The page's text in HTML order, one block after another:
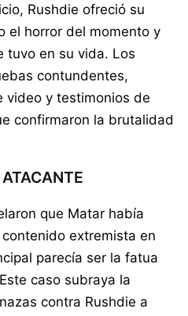
Rushdie ofreció su
el horror del momento y
tuvo en su vida. Los
contundentes,
video y testimonios de
confirmaron la brutalidad
que Matar había
extremista en
parecía ser la fatua
caso subraya la
contra Rushdie a